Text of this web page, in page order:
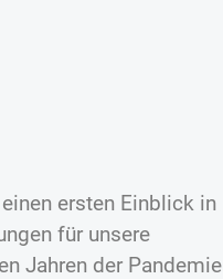
ersten Einblick in
für unsere
Jahren der Pandemie